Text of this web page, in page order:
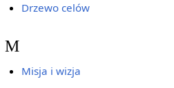
Drzewo celów
M
Misja i wizja